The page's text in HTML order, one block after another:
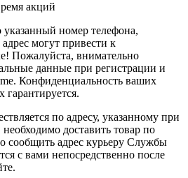
акций
номер телефона,
могут привести к
Пожалуйста, внимательно
данные при регистрации и
Конфиденциальность ваших
по адресу, указанному при
доставить товар по
сообщить адрес курьеру Службы
с вами непосредственно после